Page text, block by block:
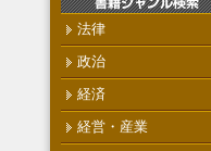
法律
政治
経済
経営・産業